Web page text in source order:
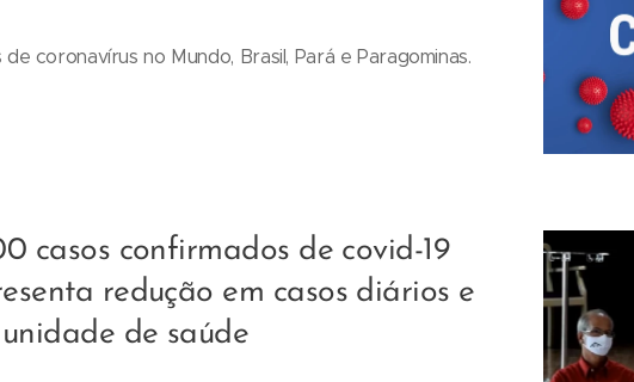
coronavírus no Mundo, Brasil, Pará e Paragominas.
casos confirmados de covid-19
redução em casos diários e
de saúde